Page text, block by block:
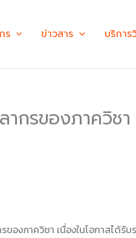
ร ข่าวสาร บริการ
กรของภาควิช
งภาควิชา เนื่องในโอกาสได้รับ